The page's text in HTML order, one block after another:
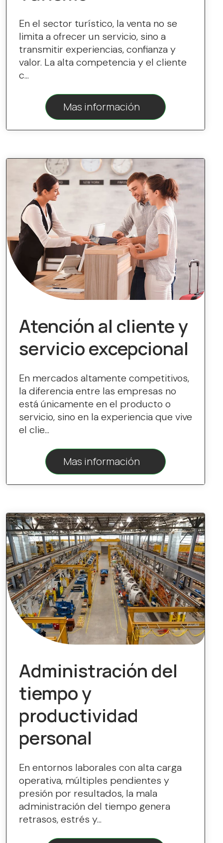
En el sector turístico, la venta no se
limita a ofrecer un servicio, sino a
transmitir experiencias, confianza y
valor. La alta competencia y el cliente
c...
Mas información
Atención al cliente y
servicio excepcional
En mercados altamente competitivos,
la diferencia entre las empresas no
está únicamente en el producto o
servicio, sino en la experiencia que vive
el clie...
Mas información
Administración del
tiempo y
productividad
personal
En entornos laborales con alta carga
operativa, múltiples pendientes y
presión por resultados, la mala
administración del tiempo genera
retrasos, estrés y...